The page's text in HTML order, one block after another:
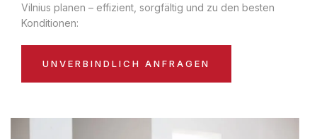
Vilnius planen – effizient, sorgfältig und zu den besten
Konditionen:
UNVERBINDLICH ANFRAGEN